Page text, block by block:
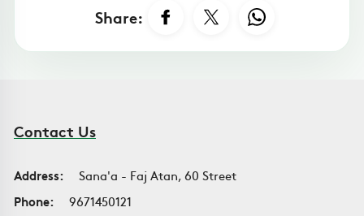
Share:
Contact Us
Address:
Sana'a - Faj Atan, 60 Street
Phone:
9671450121